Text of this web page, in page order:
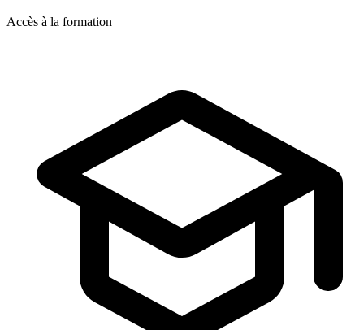
Accès à la formation